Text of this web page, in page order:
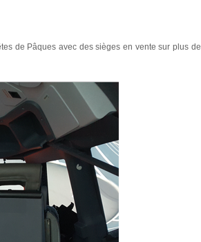
de Pâques avec des sièges en vente sur plus de